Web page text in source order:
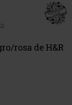
rosa de H&R